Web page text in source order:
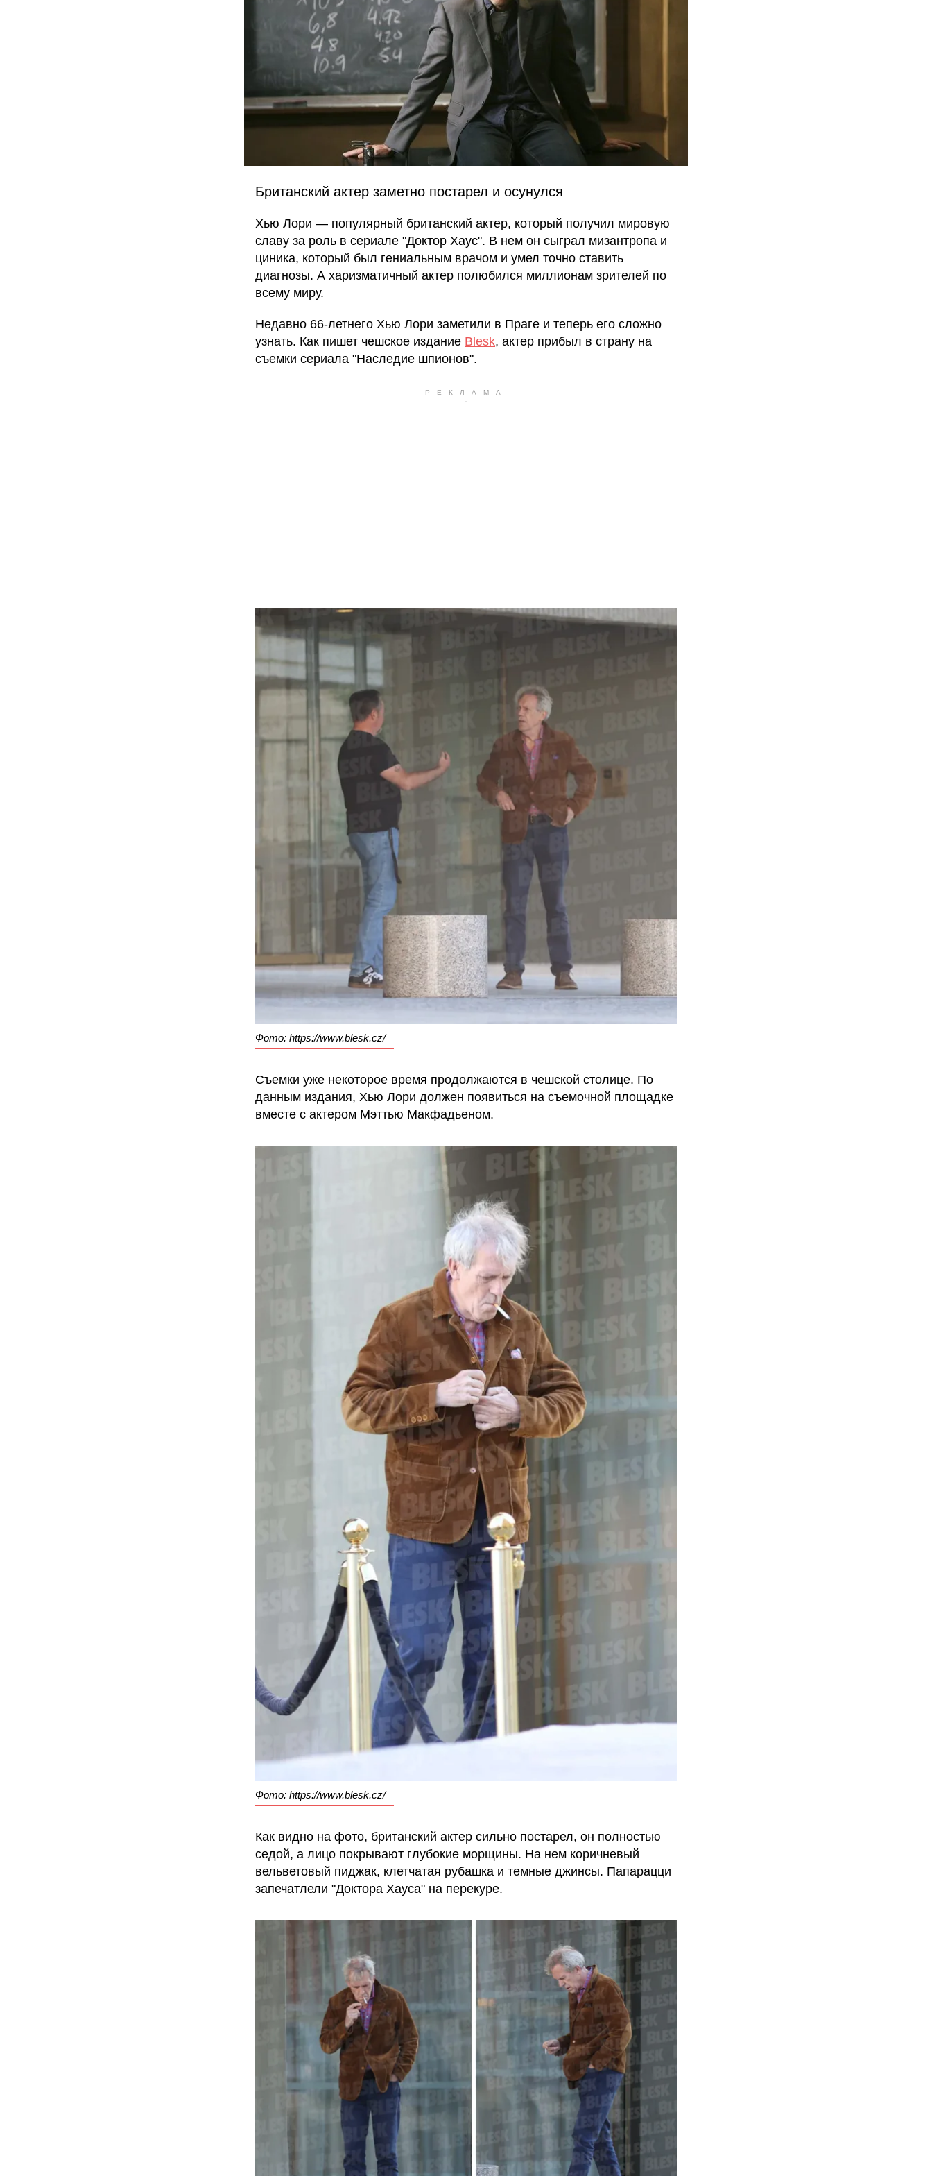
Британский актер заметно постарел и осунулся
Хью Лори — популярный британский актер, который получил мировую
славу за роль в сериале "Доктор Хаус". В нем он сыграл мизантропа и
циника, который был гениальным врачом и умел точно ставить
диагнозы. А харизматичный актер полюбился миллионам зрителей по
всему миру.
Недавно 66-летнего Хью Лори заметили в Праге и теперь его сложно
узнать. Как пишет чешское издание Blesk, актер прибыл в страну на
съемки сериала "Наследие шпионов".
Фото: https://www.blesk.cz/
Съемки уже некоторое время продолжаются в чешской столице. По
данным издания, Хью Лори должен появиться на съемочной площадке
вместе с актером Мэттью Макфадьеном.
Фото: https://www.blesk.cz/
Как видно на фото, британский актер сильно постарел, он полностью
седой, а лицо покрывают глубокие морщины. На нем коричневый
вельветовый пиджак, клетчатая рубашка и темные джинсы. Папарацци
запечатлели "Доктора Хауса" на перекуре.